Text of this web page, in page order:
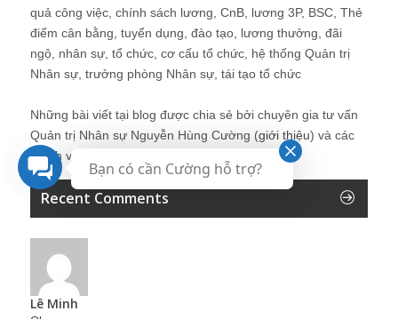
quả công việc, chính sách lương, CnB, lương 3P, BSC, Thẻ
điểm cân bằng, tuyển dụng, đào tạo, lương thưởng, đãi
ngộ, nhân sự, tổ chức, cơ cấu tổ chức, hệ thống Quản trị
Nhân sự, trưởng phòng Nhân sự, tái tạo tổ chức
Những bài viết tại blog được chia sẻ bởi chuyên gia tư vấn
Quản trị Nhân sự Nguyễn Hùng Cường (giới thiệu) và các
thành viên khác trong cộng đồng Nhân sự.
Recent Comments
Lê Minh
Bạn có cần Cường hỗ trợ?